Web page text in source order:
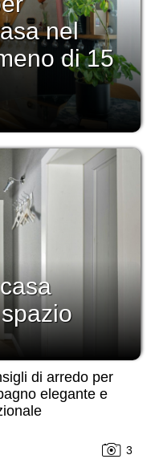
nel
di 15
di arredo per
elegante e
3